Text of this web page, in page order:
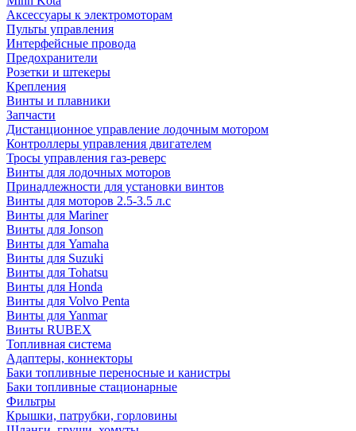
Аксессуары к электромоторам
Пульты управления
Интерфейсные провода
Предохранители
Розетки и штекеры
Крепления
Винты и плавники
Запчасти
Дистанционное управление лодочным мотором
Контроллеры управления двигателем
Тросы управления газ-реверс
Винты для лодочных моторов
Принадлежности для установки винтов
Винты для моторов 2.5-3.5 л.с
Винты для Mariner
Винты для Jonson
Винты для Yamaha
Винты для Suzuki
Винты для Tohatsu
Винты для Honda
Винты для Volvo Penta
Винты для Yanmar
Винты RUBEX
Топливная система
Адаптеры, коннекторы
Баки топливные переносные и канистры
Баки топливные стационарные
Фильтры
Крышки, патрубки, горловины